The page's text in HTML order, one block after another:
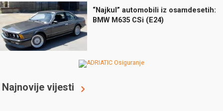
“Najkul” automobili iz osamdesetih:
BMW M635 CSi (E24)
Najnovije vijesti